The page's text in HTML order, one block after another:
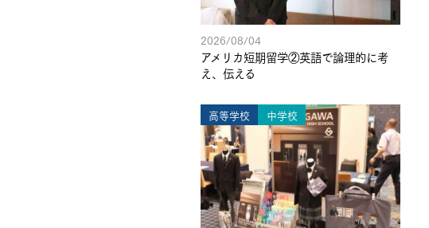
2026/08/04
アメリカ短期留学②英語で論理的に考
え、伝える
高等学校 中学校